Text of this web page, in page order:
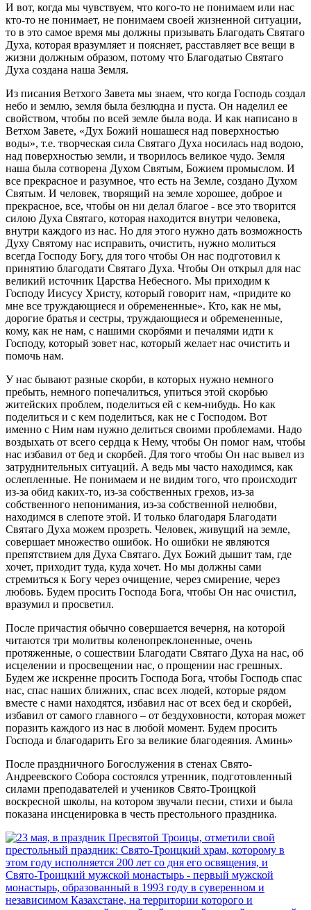
И вот, когда мы чувствуем, что кого-то не понимаем или нас
кто-то не понимает, не понимаем своей жизненной ситуации,
то в это самое время мы должны призывать Благодать Святаго
Духа, которая вразумляет и поясняет, расставляет все вещи в
жизни должным образом, потому что Благодатью Святаго
Духа создана наша Земля.
Из писания Ветхого Завета мы знаем, что когда Господь создал
небо и землю, земля была безлюдна и пуста. Он наделил ее
свойством, чтобы по всей земле была вода. И как написано в
Ветхом Завете, «Дух Божий ношашеся над поверхностью
воды», т.е. творческая сила Святаго Духа носилась над водою,
над поверхностью земли, и творилось великое чудо. Земля
наша была сотворена Духом Святым, Божием промыслом. И
все прекрасное и разумное, что есть на Земле, создано Духом
Святым. И человек, творящий на земле хорошее, доброе и
прекрасное, все, чтобы он ни делал благое - все это творится
силою Духа Святаго, которая находится внутри человека,
внутри каждого из нас. Но для этого нужно дать возможность
Духу Святому нас исправить, очистить, нужно молиться
всегда Господу Богу, для того чтобы Он нас подготовил к
принятию благодати Святаго Духа. Чтобы Он открыл для нас
великий источник Царства Небесного. Мы приходим к
Господу Иисусу Христу, который говорит нам, «придите ко
мне все труждающиеся и обремененные». Кто, как не мы,
дорогие братья и сестры, труждающиеся и обремененные,
кому, как не нам, с нашими скорбями и печалями идти к
Господу, который зовет нас, который желает нас очистить и
помочь нам.
У нас бывают разные скорби, в которых нужно немного
пребыть, немного попечалиться, упиться этой скорбью
житейских проблем, поделиться ей с кем-нибудь. Но как
поделиться и с кем поделиться, как не с Господом. Вот
именно с Ним нам нужно делиться своими проблемами. Надо
воздыхать от всего сердца к Нему, чтобы Он помог нам, чтобы
нас избавил от бед и скорбей. Для того чтобы Он нас вывел из
затруднительных ситуаций. А ведь мы часто находимся, как
ослепленные. Не понимаем и не видим того, что происходит
из-за обид каких-то, из-за собственных грехов, из-за
собственного непонимания, из-за собственной нелюбви,
находимся в слепоте этой. И только благодаря Благодати
Святаго Духа можем прозреть. Человек, живущий на земле,
совершает множество ошибок. Но ошибки не являются
препятствием для Духа Святаго. Дух Божий дышит там, где
хочет, приходит туда, куда хочет. Но мы должны сами
стремиться к Богу через очищение, через смирение, через
любовь. Будем просить Господа Бога, чтобы Он нас очистил,
вразумил и просветил.
После причастия обычно совершается вечерня, на которой
читаются три молитвы коленопреклоненные, очень
протяженные, о сошествии Благодати Святаго Духа на нас, об
исцелении и просвещении нас, о прощении нас грешных.
Будем же искренне просить Господа Бога, чтобы Господь спас
нас, спас наших ближних, спас всех людей, которые рядом
вместе с нами находятся, избавил нас от всех бед и скорбей,
избавил от самого главного – от бездуховности, которая может
поразить каждого из нас в любой момент. Будем просить
Господа и благодарить Его за великие благодеяния. Аминь»
После праздничного Богослужения в стенах Свято-
Андреевского Собора состоялся утренник, подготовленный
силами преподавателей и учеников Свято-Троицкой
воскресной школы, на котором звучали песни, стихи и была
показана инсценировка в честь престольного праздника.